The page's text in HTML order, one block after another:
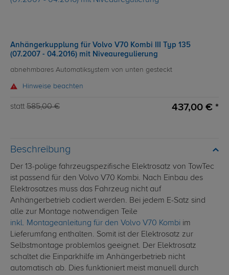
Anhängerkupplung für Volvo V70 Kombi III Typ 135
(07.2007 - 04.2016) mit Niveauregulierung
abnehmbares Automatiksystem von unten gesteckt
Hinweise beachten
statt 585,00 € 437,00 € *
Beschreibung
Der 13-polige fahrzeugspezifische Elektrosatz von TowTec
ist passend für den Volvo V70 Kombi. Nach Einbau des
Elektrosatzes muss das Fahrzeug nicht auf
Anhängerbetrieb codiert werden. Bei jedem E-Satz sind
alle zur Montage notwendigen Teile
inkl. Montageanleitung für den Volvo V70 Kombi im
Lieferumfang enthalten. Somit ist der Elektrosatz zur
Selbstmontage problemlos geeignet. Der Elektrosatz
schaltet die Einparkhilfe im Anhängerbetrieb nicht
automatisch ab. Dies funktioniert meist manuell durch